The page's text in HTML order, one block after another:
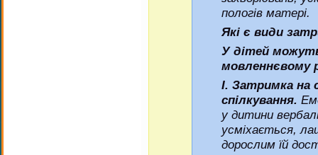
пологів матері.
Які є види
У дітей
мовленнєвому
І. Затримка на
спілкування.
у дитини
усміхається,
дорослим їй